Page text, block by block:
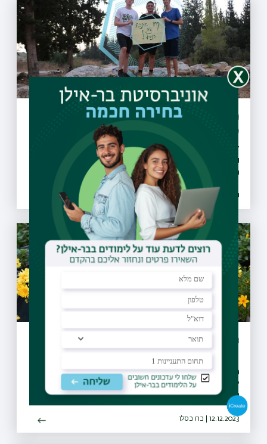
מיזם "קחו אתכם את הזבל" יקודם בעולם
כפורץ דרך
27 מועצות מקומיות ומועצות אזוריות חתמו על אמנת המיזם
והתחייבו לבצע הסברה, חינוך, ואכיפה ברוחו, החלו פעילויות
הסברה חינוך ואכיפה ברשויות ו-30 רשויות נוספות הביעו נכונות
להצטרף גם הן למיזם
26.07.2021 | טז אב
חודשיים למלחמה - נוטעים ושרים
חברי סגל בר-אילן, סטודנטים וסטודנטיות ציינו חודשיים
למלחמת חרבות ברזל, שמעו עדויות מיום הלחימה הראשון, שרו
יחדיו ושתלו גינה בתקווה להשבת החטופים
12.12.2023 | כח כסלו